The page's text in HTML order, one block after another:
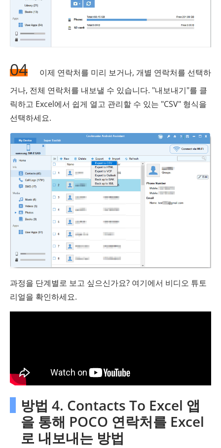
04
이제 연락처를 미리 보거나, 개별 연락처를 선택하
거나, 전체 연락처를 내보낼 수 있습니다. "내보내기"를 클
릭하고 Excel에서 쉽게 열고 관리할 수 있는 "CSV" 형식을
선택하세요.
과정을 단계별로 보고 싶으신가요? 여기에서 비디오 튜토
리얼을 확인하세요.
방법 4. Contacts To Excel 앱
을 통해 POCO 연락처를 Excel
로 내보내는 방법